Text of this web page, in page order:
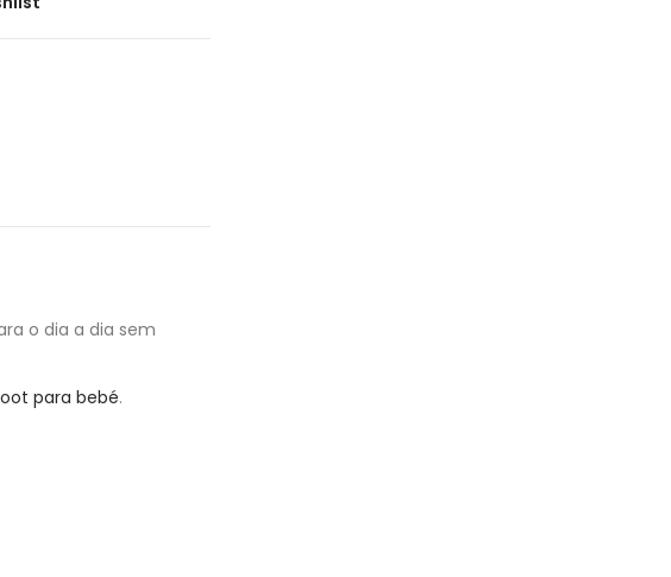
o dia a dia sem
para bebé.